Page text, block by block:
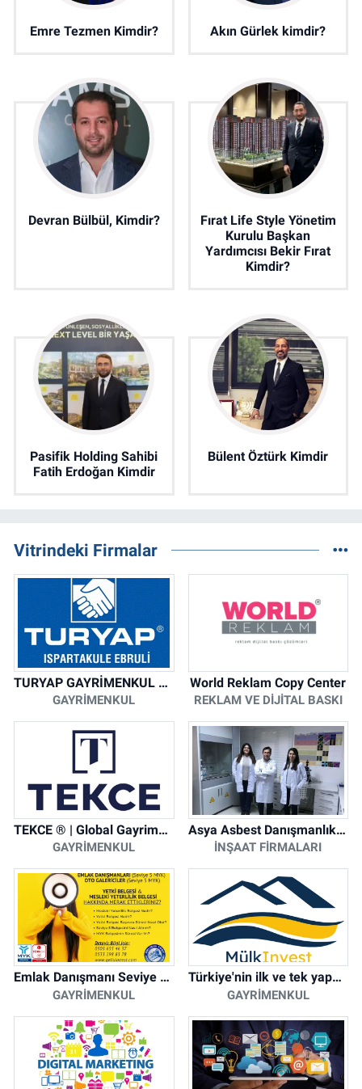
Emre Tezmen Kimdir? Akın Gürlek kimdir?
Devran Bülbül, Kimdir?
Fırat Life Style Yönetim
Kurulu Başkan
Yardımcısı Bekir Fırat
Kimdir?
Pasifik Holding Sahibi
Fatih Erdoğan Kimdir
Bülent Öztürk Kimdir
Vitrindeki Firmalar
TURYAP GAYRİMENKUL DANIŞMANLIK HİZMETLERİ
GAYRIMENKUL
World Reklam Copy Center
REKLAM VE DIJITAL BASKI
TEKCE ® | Global Gayrimenkul Şirketi
GAYRIMENKUL
Asya Asbest Danışmanlık - Asbest Söküm ve Asbest Raporu
İNŞAAT FIRMALARI
Emlak Danışmanı Seviye 5 Mesleki Yeterlilik Belgesi
GAYRIMENKUL
Türkiye'nin ilk ve tek yapay zeka destekli arsa ilan platformu
GAYRIMENKUL